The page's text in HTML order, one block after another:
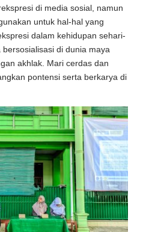
di media sosial, namun
untuk hal-hal yang
dalam kehidupan sehari-
di dunia maya
akhlak. Mari cerdas dan
pontensi serta berkarya di